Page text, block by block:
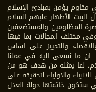
يؤمن بمبادئ الإسلام
البيت الأطهار عليهم السلام
المظلومين والمستضعفين
مختلف المجالات بما فيها
والتمييز على اساس
.ان ما نسعى اليه في عملنا
لما يمثله من هدف هو من
والاولياء لتحقيقه على
ستكون خاتمتها دولة العدل